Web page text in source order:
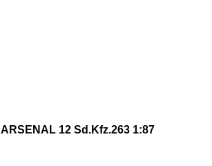
ARSENAL 12 Sd.Kfz.263 1:87